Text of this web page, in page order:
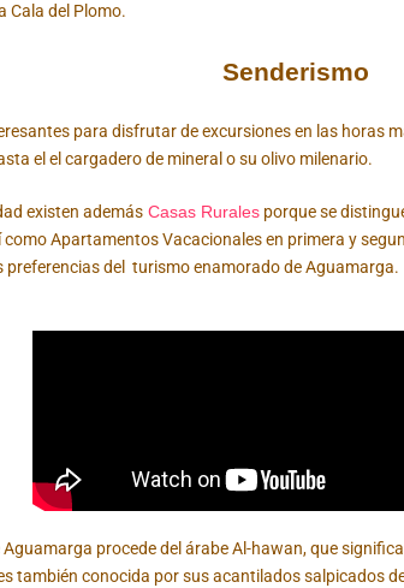
Cala del Plomo.
Senderismo
para disfrutar de excursiones en las horas
el el cargadero de mineral o su olivo milenario.
existen además Casas Rurales porque se
como Apartamentos Vacacionales en primera y
preferencias del turismo enamorado de Aguamarga.
Aguamarga procede del árabe Al-hawan, que
también conocida por sus acantilados salpicados